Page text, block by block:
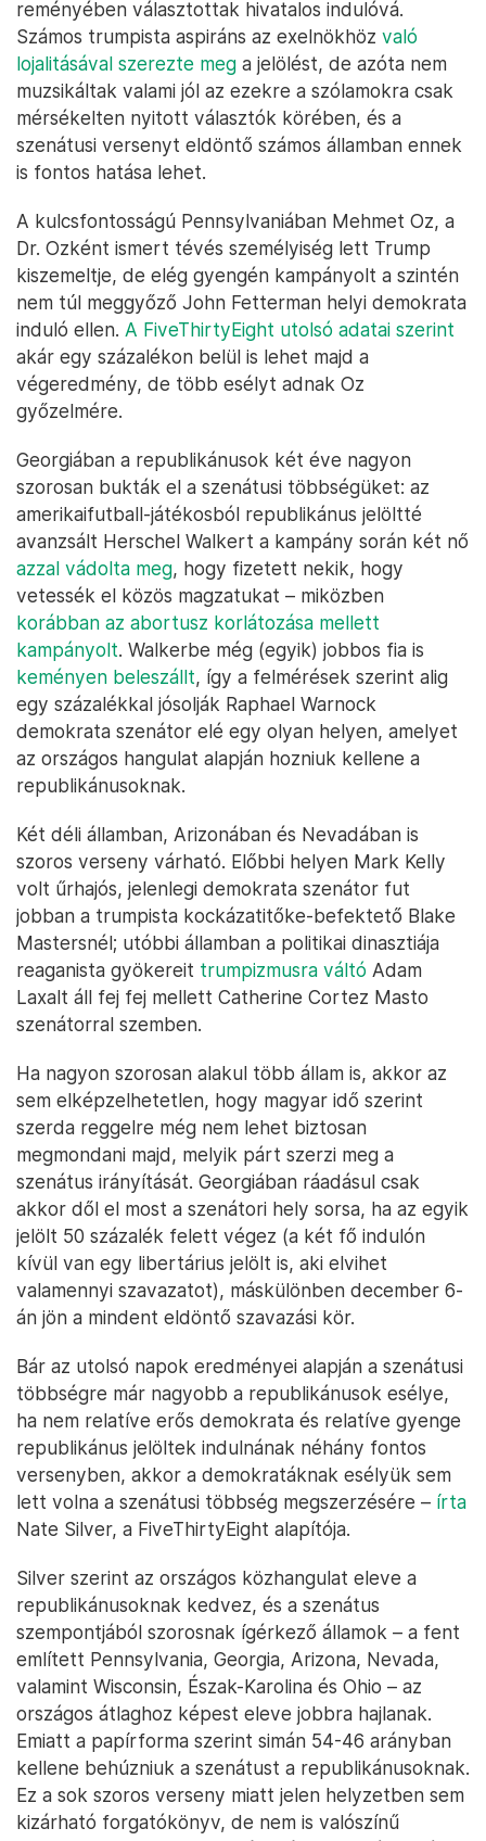
reményében választottak hivatalos indulóvá.
Számos trumpista aspiráns az exelnökhöz való
lojalitásával szerezte meg a jelölést, de azóta nem
muzsikáltak valami jól az ezekre a szólamokra csak
mérsékelten nyitott választók körében, és a
szenátusi versenyt eldöntő számos államban ennek
is fontos hatása lehet.
A kulcsfontosságú Pennsylvaniában Mehmet Oz, a
Dr. Ozként ismert tévés személyiség lett Trump
kiszemeltje, de elég gyengén kampányolt a szintén
nem túl meggyőző John Fetterman helyi demokrata
induló ellen. A FiveThirtyEight utolsó adatai szerint
akár egy százalékon belül is lehet majd a
végeredmény, de több esélyt adnak Oz
győzelmére.
Georgiában a republikánusok két éve nagyon
szorosan bukták el a szenátusi többségüket: az
amerikaifutball-játékosból republikánus jelöltté
avanzsált Herschel Walkert a kampány során két nő
azzal vádolta meg, hogy fizetett nekik, hogy
vetessék el közös magzatukat – miközben
korábban az abortusz korlátozása mellett
kampányolt. Walkerbe még (egyik) jobbos fia is
keményen beleszállt, így a felmérések szerint alig
egy százalékkal jósolják Raphael Warnock
demokrata szenátor elé egy olyan helyen, amelyet
az országos hangulat alapján hozniuk kellene a
republikánusoknak.
Két déli államban, Arizonában és Nevadában is
szoros verseny várható. Előbbi helyen Mark Kelly
volt űrhajós, jelenlegi demokrata szenátor fut
jobban a trumpista kockázatitőke-befektető Blake
Mastersnél; utóbbi államban a politikai dinasztiája
reaganista gyökereit trumpizmusra váltó Adam
Laxalt áll fej fej mellett Catherine Cortez Masto
szenátorral szemben.
Ha nagyon szorosan alakul több állam is, akkor az
sem elképzelhetetlen, hogy magyar idő szerint
szerda reggelre még nem lehet biztosan
megmondani majd, melyik párt szerzi meg a
szenátus irányítását. Georgiában ráadásul csak
akkor dől el most a szenátori hely sorsa, ha az egyik
jelölt 50 százalék felett végez (a két fő indulón
kívül van egy libertárius jelölt is, aki elvihet
valamennyi szavazatot), máskülönben december 6-
án jön a mindent eldöntő szavazási kör.
Bár az utolsó napok eredményei alapján a szenátusi
többségre már nagyobb a republikánusok esélye,
ha nem relatíve erős demokrata és relatíve gyenge
republikánus jelöltek indulnának néhány fontos
versenyben, akkor a demokratáknak esélyük sem
lett volna a szenátusi többség megszerzésére – írta
Nate Silver, a FiveThirtyEight alapítója.
Silver szerint az országos közhangulat eleve a
republikánusoknak kedvez, és a szenátus
szempontjából szorosnak ígérkező államok – a fent
említett Pennsylvania, Georgia, Arizona, Nevada,
valamint Wisconsin, Észak-Karolina és Ohio – az
országos átlaghoz képest eleve jobbra hajlanak.
Emiatt a papírforma szerint simán 54-46 arányban
kellene behúzniuk a szenátust a republikánusoknak.
Ez a sok szoros verseny miatt jelen helyzetben sem
kizárható forgatókönyv, de nem is valószínű